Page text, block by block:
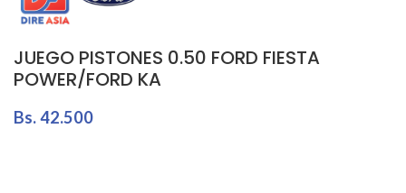
JUEGO PISTONES 0.50 FORD FIESTA
POWER/FORD KA
Bs.42.500